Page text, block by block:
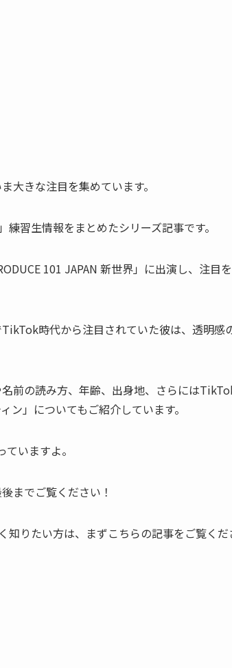
大きな注目を集めています。
練習生情報をまとめたシリーズ記事です。
101 JAPAN 新世界」に出演し、注目
時代から注目されていた彼は、透明感
前の読み方、年齢、出身地、さらには
」についてもご紹介しています。
いますよ。
までご覧ください！
知りたい方は、まずこちらの記事をご覧くだ